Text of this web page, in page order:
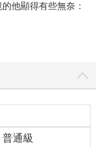
他顯得有些無奈：
密的依賴。
好放鬆一下！」小美
，念大學時就是登
更是一放假就急著
普通級